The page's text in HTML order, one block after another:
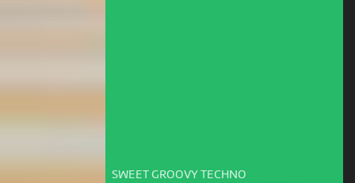
SWEET GROOVY TECHNO